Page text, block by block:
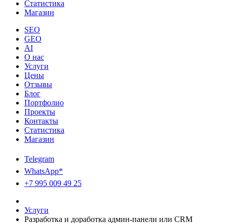
Статистика
Магазин
SEO
GEO
AI
О нас
Услуги
Цены
Отзывы
Блог
Портфолио
Проекты
Контакты
Статистика
Магазин
Telegram
WhatsApp*
+7 995 009 49 25
Услуги
Разработка и доработка админ-панели или CRM